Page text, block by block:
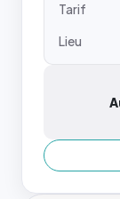
Tarif
Lieu